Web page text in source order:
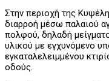
Στην περιοχή της
διαρροή μέσω παλαιού
πολφού, δηλαδή
υλικού με εγχυνόμενο
εγκαταλελειμμένου
οδούς.